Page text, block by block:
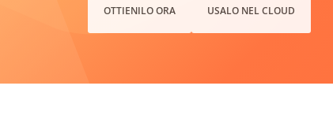
OTTIENILO ORA USALO NEL CLOUD